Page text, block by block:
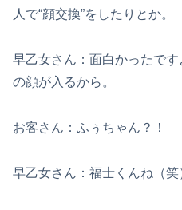
人で“顔交換”をしたりとか。
早乙女さん：面白かったで
の顔が入るから。
お客さん：ふぅちゃん？！
早乙女さん：福士くんね（笑